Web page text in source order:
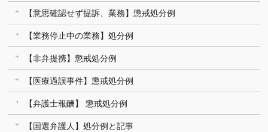
【意思確認せず提訴、業務】懲戒処分例
【業務停止中の業務】処分例
【非弁提携】懲戒処分例
【医療過誤事件】懲戒処分例
【弁護士報酬】 懲戒処分例
【国選弁護人】処分例と記事